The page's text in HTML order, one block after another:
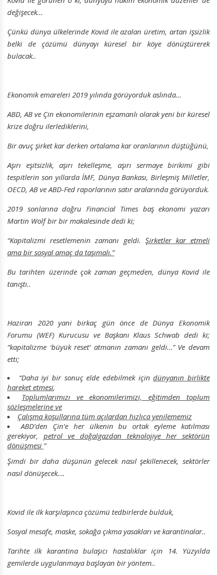
değişecek…
Çünkü dünya ülkelerinde Kovid ile azalan üretim, artan işsizlik
belki de çözümü dünyayı küresel bir köye dönüştürerek
bulacak..
Ekonomik emareleri 2019 yılında görüyorduk aslında…
ABD, AB ve Çin ekonomilerinin eşzamanlı olarak yeni bir küresel
krize doğru ilerlediklerini,
Bir avuç şirket kar derken ortalama kar oranlarının düştüğünü,
Aşırı eşitsizlik, aşırı tekelleşme, aşırı sermaye birikimi gibi
tespitlerin son yıllarda İMF, Dünya Bankası, Birleşmiş Milletler,
OECD, AB ve ABD-Fed raporlarının satır aralarında görüyorduk.
2019 sonlarına doğru Financial Times baş ekonomi yazarı
Martin Wolf bir bir makalesinde dedi ki;
“Kapitalizmi resetlemenin zamanı geldi. Şirketler kar etmeli
ama bir sosyal amaç da taşımalı.”
Bu tarihten üzerinde çok zaman geçmeden, dünya Kovid ile
tanıştı..
Haziran 2020 yani birkaç gün önce de Dünya Ekonomik
Forumu (WEF) Kurucusu ve Başkanı Klaus Schwab dedi ki;
“kapitalizme ‘büyük reset’ atmanın zamanı geldi…” Ve devam
etti;
“Daha iyi bir sonuç elde edebilmek içindünyanın birlikte
hareket etmesi,
Toplumlarımızı ve ekonomilerimizi, eğitimden toplum
sözleşmelerine ve
Çalışma koşullarına tüm açılardan hızlıca yenilememiz
ABD’den Çin’e her ülkenin bu ortak eyleme katılması
gerekiyor, petrol ve doğalgazdan teknolojiye her sektörün
dönüşmesi ”
Şimdi bir daha düşünün gelecek nasıl şekillenecek, sektörler
nasıl dönüşecek….
Kovid ile ilk karşılaşınca çözümü tedbirlerde bulduk,
Sosyal mesafe, maske, sokağa çıkma yasakları ve karantinalar..
Tarihte ilk karantina bulaşıcı hastalıklar için 14. Yüzyılda
gemilerde uygulanmaya başlayan bir yöntem..